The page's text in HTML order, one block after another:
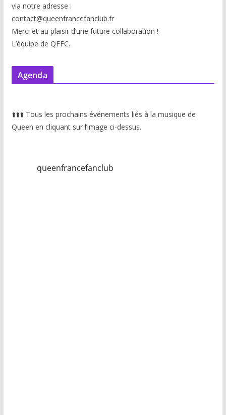
via notre adresse :
contact@queenfrancefanclub.fr
Merci et au plaisir d’une future collaboration !
L’équipe de QFFC.
Agenda
⬆️⬆️⬆️ Tous les prochains événements liés à la musique de
Queen en cliquant sur l’image ci-dessus.
queenfrancefanclub